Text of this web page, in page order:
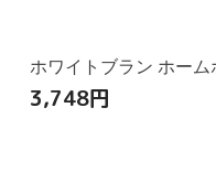
ホワイトブラン ホー
3,748円